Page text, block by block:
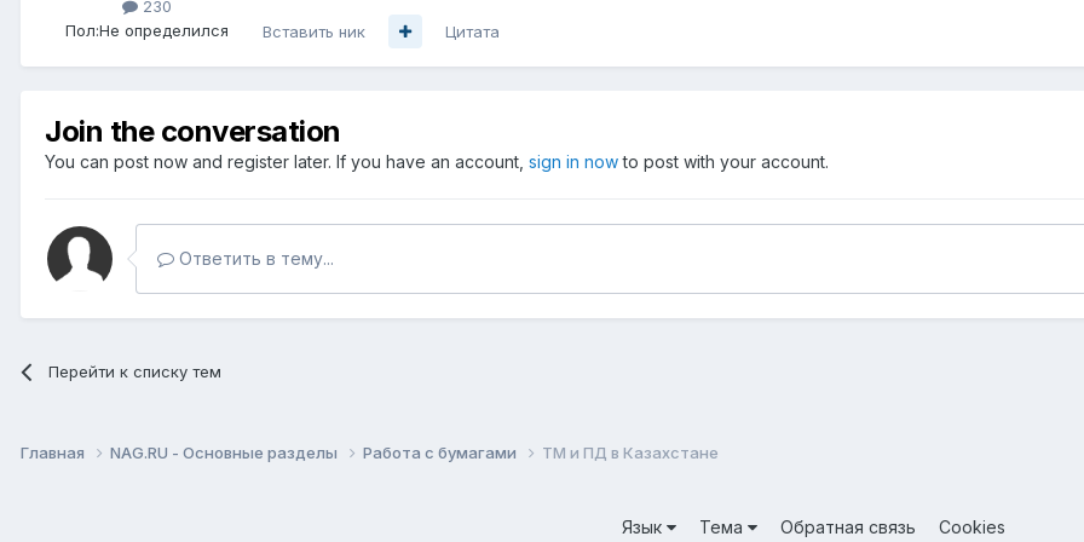
230
Пол:Не определился Вставить ник Цитата
Join the conversation
You can post now and register later. If you have an account, sign in nowto post with your account.
Ответить в тему...
Перейти к списку тем
Главная NAG.RU - Основные разделы Работа с бумагами ТМ и ПД в Казахстане
Язык Тема Обратная связь Cookies